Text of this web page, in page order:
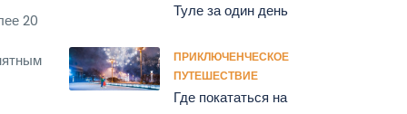
20
Туле за один день
ПРИКЛЮЧЕНЧЕСКОЕ
ПУТЕШЕСТВИЕ
Где покататься на